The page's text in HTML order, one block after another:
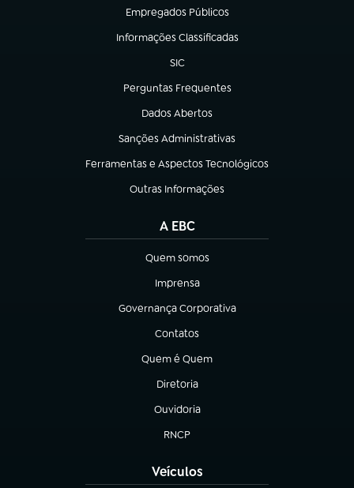
Empregados Públicos
(abre em nova aba)
Informações Classificadas
(abre em nova aba)
SIC
(abre em nova aba)
Perguntas Frequentes
(abre em nova aba)
Dados Abertos
(abre em nova aba)
Sanções Administrativas
(abre em nova aba)
Ferramentas e Aspectos Tecnológicos
(abre em nova aba)
Outras Informações
(abre em nova aba)
A EBC
Quem somos
(abre em nova aba)
Imprensa
(abre em nova aba)
Governança Corporativa
(abre em nova aba)
Contatos
(abre em nova aba)
Quem é Quem
(abre em nova aba)
Diretoria
(abre em nova aba)
Ouvidoria
(abre em nova aba)
RNCP
(abre em nova aba)
Veículos